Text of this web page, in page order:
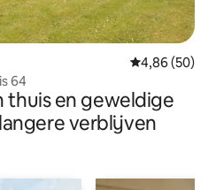
Gemiddelde
4,86 (50)
64
thuis en geweldige
verblijven